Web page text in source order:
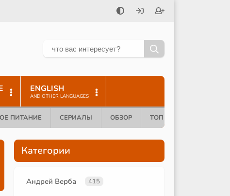
ENGLISH
AND OTHER LANGUAGES
ПИТАНИЕ СЕРИАЛЫ ОБЗОР ТОП 10
Категории
Андрей Верба 415